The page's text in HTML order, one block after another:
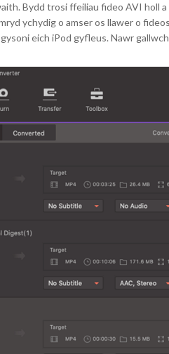
Bydd trosi ffeiliau fideo AVI holl
ychydig o amser os llawer o
eich iPod gyfleus. Nawr